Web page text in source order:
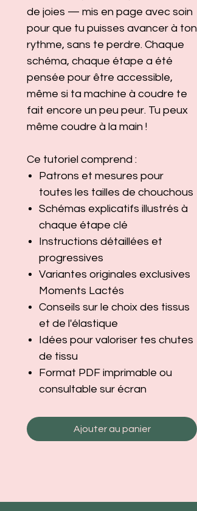
de joies — mis en page avec soin
pour que tu puisses avancer à ton
rythme, sans te perdre. Chaque
schéma, chaque étape a été
pensée pour être accessible,
même si ta machine à coudre te
fait encore un peu peur. Tu peux
même coudre à la main !
Ce tutoriel comprend :
Patrons et mesures pour
toutes les tailles de chouchous
Schémas explicatifs illustrés à
chaque étape clé
Instructions détaillées et
progressives
Variantes originales exclusives
Moments Lactés
Conseils sur le choix des tissus
et de l'élastique
Idées pour valoriser tes chutes
de tissu
Format PDF imprimable ou
consultable sur écran
Ajouter au panier